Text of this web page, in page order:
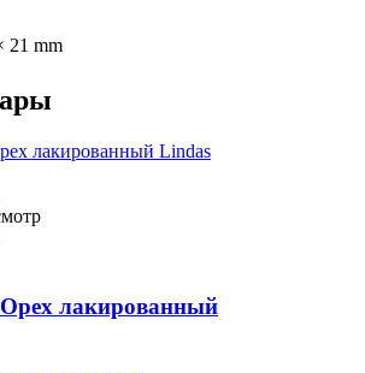
21 mm
лакированный